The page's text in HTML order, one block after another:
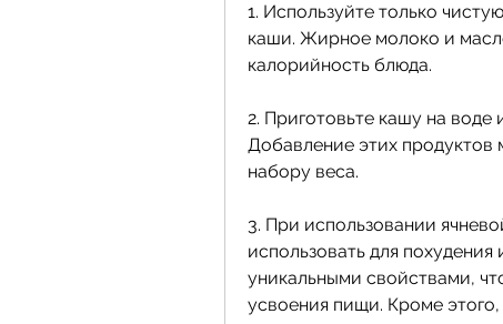
1. Используйте только
каши. Жирное молоко и
калорийность блюда.
2. Приготовьте кашу на воде
Добавление этих
набору веса.
3. При использовании
использовать для
уникальными свойствами,
усвоения пищи. Кроме